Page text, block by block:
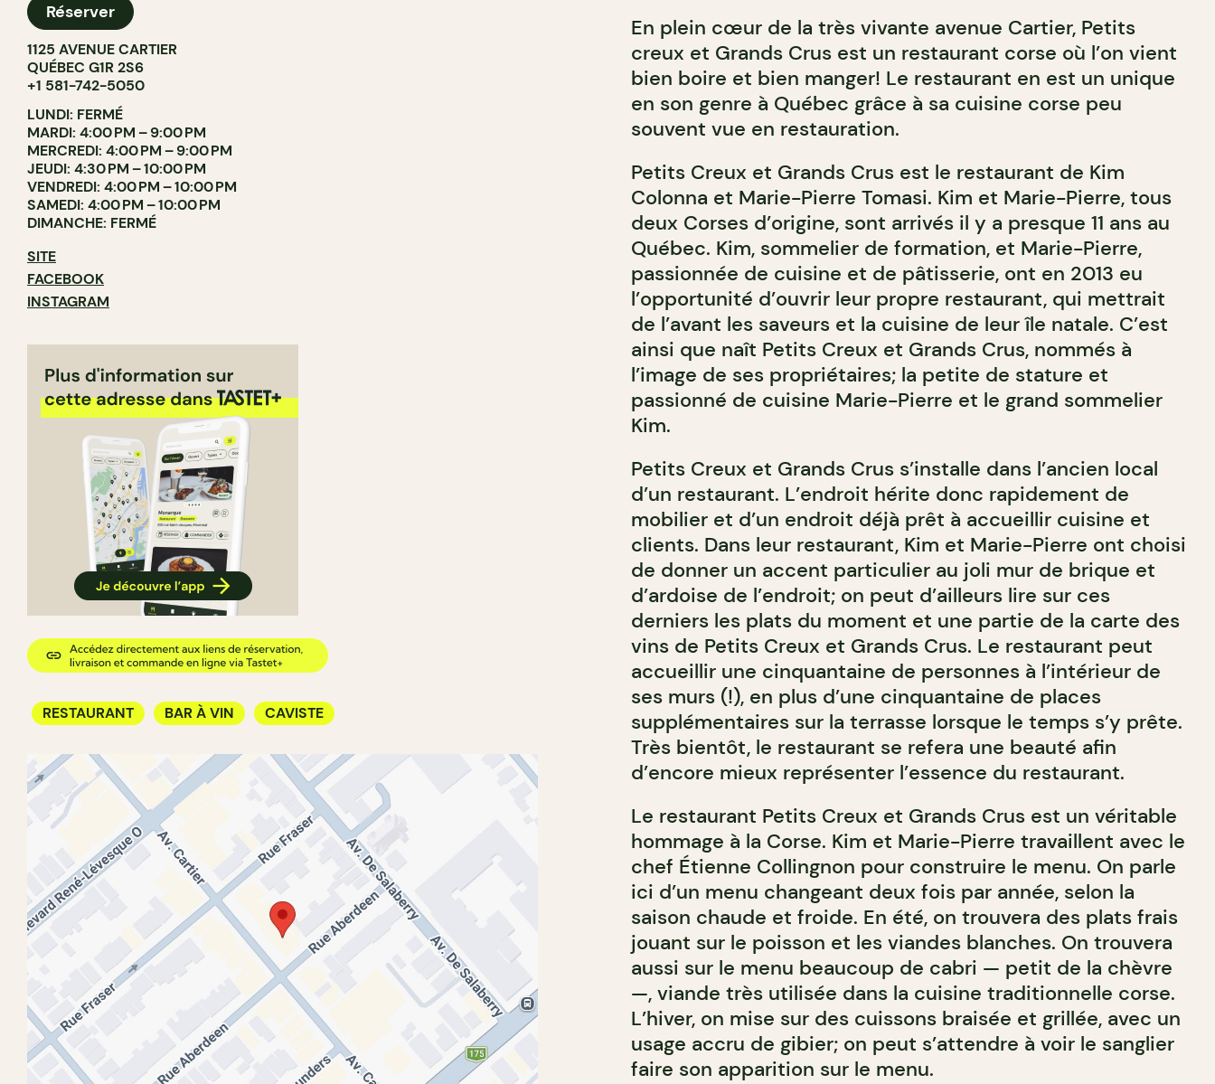
Réserver
1125 AVENUE CARTIER
QUÉBEC G1R 2S6
+1 581-742-5050
LUNDI: FERMÉ
MARDI: 4:00 PM – 9:00 PM
MERCREDI: 4:00 PM – 9:00 PM
JEUDI: 4:30 PM – 10:00 PM
VENDREDI: 4:00 PM – 10:00 PM
SAMEDI: 4:00 PM – 10:00 PM
DIMANCHE: FERMÉ
SITE
FACEBOOK
INSTAGRAM
RESTAURANT BAR À VIN CAVISTE
En plein cœur de la très vivante avenue Cartier, Petits
creux et Grands Crus est un restaurant corse où l’on vient
bien boire et bien manger! Le restaurant en est un unique
en son genre à Québec grâce à sa cuisine corse peu
souvent vue en restauration.
Petits Creux et Grands Crus est le restaurant de Kim
Colonna et Marie-Pierre Tomasi. Kim et Marie-Pierre, tous
deux Corses d’origine, sont arrivés il y a presque 11 ans au
Québec. Kim, sommelier de formation, et Marie-Pierre,
passionnée de cuisine et de pâtisserie, ont en 2013 eu
l’opportunité d’ouvrir leur propre restaurant, qui mettrait
de l’avant les saveurs et la cuisine de leur île natale. C’est
ainsi que naît Petits Creux et Grands Crus, nommés à
l’image de ses propriétaires; la petite de stature et
passionné de cuisine Marie-Pierre et le grand sommelier
Kim.
Petits Creux et Grands Crus s’installe dans l’ancien local
d’un restaurant. L’endroit hérite donc rapidement de
mobilier et d’un endroit déjà prêt à accueillir cuisine et
clients. Dans leur restaurant, Kim et Marie-Pierre ont choisi
de donner un accent particulier au joli mur de brique et
d’ardoise de l’endroit; on peut d’ailleurs lire sur ces
derniers les plats du moment et une partie de la carte des
vins de Petits Creux et Grands Crus. Le restaurant peut
accueillir une cinquantaine de personnes à l’intérieur de
ses murs (!), en plus d’une cinquantaine de places
supplémentaires sur la terrasse lorsque le temps s’y prête.
Très bientôt, le restaurant se refera une beauté afin
d’encore mieux représenter l’essence du restaurant.
Le restaurant Petits Creux et Grands Crus est un véritable
hommage à la Corse. Kim et Marie-Pierre travaillent avec le
chef Étienne Collingnon pour construire le menu. On parle
ici d’un menu changeant deux fois par année, selon la
saison chaude et froide. En été, on trouvera des plats frais
jouant sur le poisson et les viandes blanches. On trouvera
aussi sur le menu beaucoup de cabri — petit de la chèvre
—, viande très utilisée dans la cuisine traditionnelle corse.
L’hiver, on mise sur des cuissons braisée et grillée, avec un
usage accru de gibier; on peut s’attendre à voir le sanglier
faire son apparition sur le menu.